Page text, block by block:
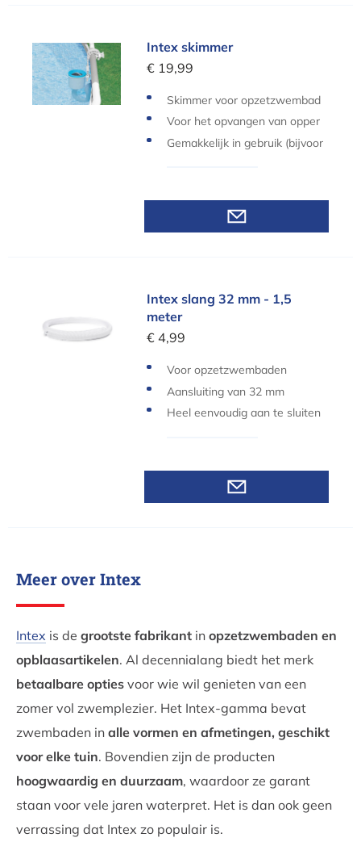
Intex skimmer
Intex skimmer
€ 19,99
Skimmer voor opzetzwembad
en
Voor het opvangen van opper
vlakte of ronddrijvend vuil
Gemakkelijk in gebruik (bijvoor
Intex slang 32 mm - 1,5 meter
Intex slang 32 mm - 1,5
meter
€ 4,99
Voor opzetzwembaden
Aansluiting van 32 mm
Heel eenvoudig aan te sluiten
Meer over Intex
Intex is de grootste fabrikant in opzetzwembaden en
opblaasartikelen. Al decennialang biedt het merk
betaalbare opties voor wie wil genieten van een
zomer vol zwemplezier. Het Intex-gamma bevat
zwembaden in alle vormen en afmetingen, geschikt
voor elke tuin. Bovendien zijn de producten
hoogwaardig en duurzaam, waardoor ze garant
staan voor vele jaren waterpret. Het is dan ook geen
verrassing dat Intex zo populair is.